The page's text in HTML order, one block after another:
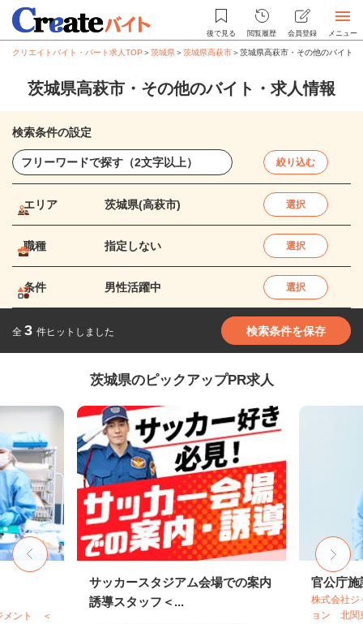
後で見る 閲覧履歴 会員登録 メニュー
クリエイトバイト・パート求人TOP ＞茨城県＞茨城県高萩市＞茨城県高萩市・その他のバイト
茨城県高萩市・その他のバイト・求人情報
検索条件の設定
絞り込む
エリア 茨城県(高萩市) 選択
職種 指定しない 選択
条件 男性活躍中 選択
全 3 件ヒットしました 検索条件を保存
茨城県のピックアップPR求人
メント ＜
サッカースタジアム会場での案内
誘導スタッフ＜...
官公庁施
株式会社ジ
ョン 北関